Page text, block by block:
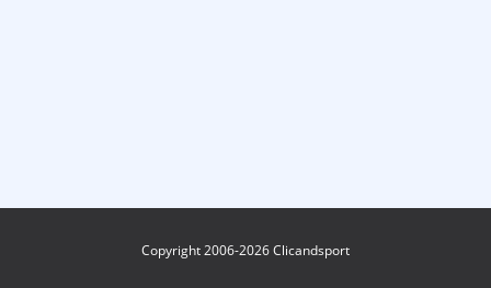
Copyright 2006-2026 Clicandsport